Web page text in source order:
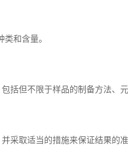
和含量。
括但不限于样品的制备方法、
采取适当的措施来保证结果的准